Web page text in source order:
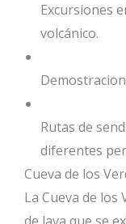
Excursiones
volcánico.
Rutas de
diferentes
Cueva de los
La Cueva de